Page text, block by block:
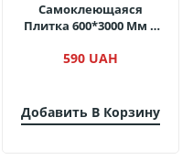
Самоклеющаяся
Плитка 600*3000 Мм В
Мрамор С Золотом) YH-
590 UAH
Добавить В Корзину